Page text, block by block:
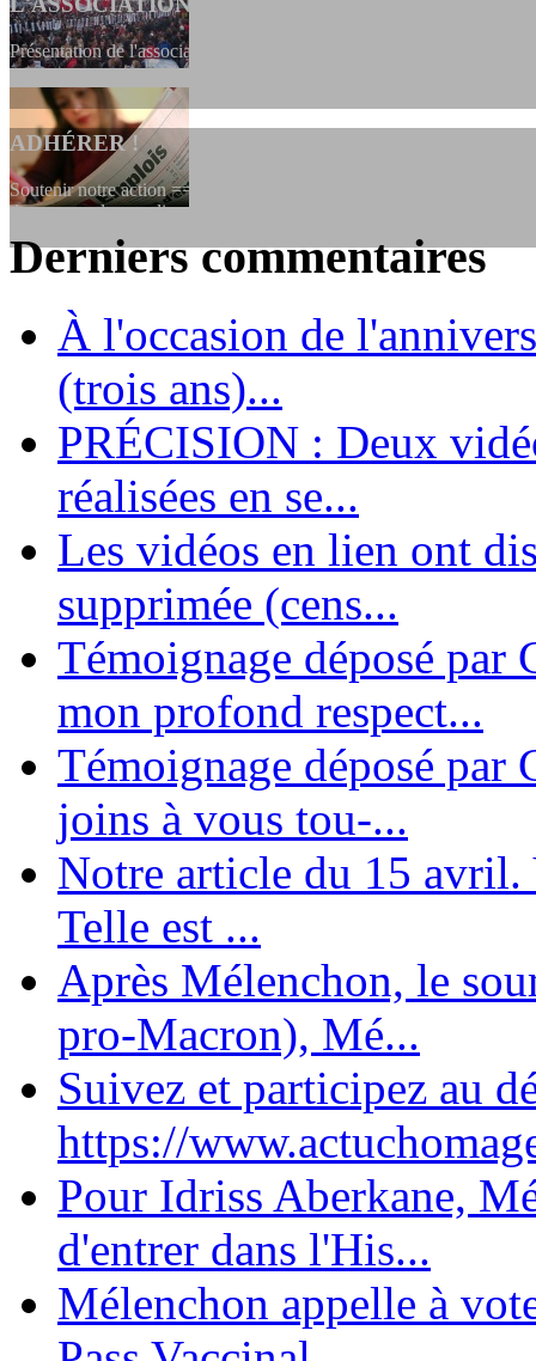
Présentation de l'association et de sa charte qui encadre nos actions
ADHÉRER !
Soutenir notre action ==> Si vous souhaitez adhérer à
dessous, en le remplissant et en...
En 2004, une dizaine de personnes contribuèrent au lancement de
dernières années. L'aventure se pou...
Derniers commentaires
À l'occasion de
(trois ans)...
PRÉCISION : Deux
réalisées en se...
Les vidéos en lien ont
supprimée (cens...
Témoignage déposé par
mon profond respect...
Témoignage déposé par
joins à vous tou-...
Notre article du 15 avril.
Telle est ...
Après Mélenchon, le
pro-Macron), Mé...
Suivez et participez au
https://
Pour Idriss Aberkane,
d'entrer dans l'His...
Mélenchon appelle à